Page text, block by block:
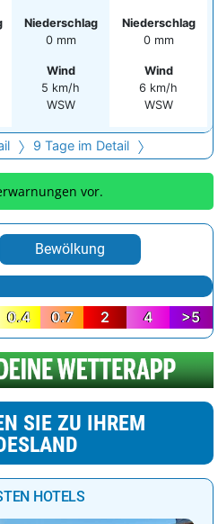
Niederschlag
0 mm
Wind
5 km/h
WSW
Niederschlag
0 mm
Wind
6 km/h
WSW
9 Tage im Detail
vor.
Bewölkung
0.4 0.7 2 4 >5
SIE ZU IHREM
HOTELS